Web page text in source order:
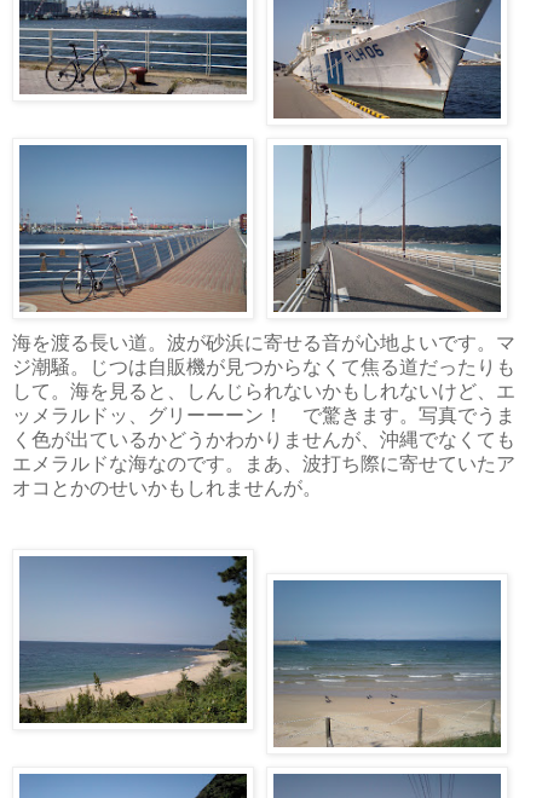
海を渡る長い道。波が砂浜に寄せる音が心地よいです。マ
ジ潮騒。じつは自販機が見つからなくて焦る道だったりも
して。海を見ると、しんじられないかもしれないけど、エ
ッメラルドッ、グリーーーン！ で驚きます。写真でうま
く色が出ているかどうかわかりませんが、沖縄でなくても
エメラルドな海なのです。まあ、波打ち際に寄せていたア
オコとかのせいかもしれませんが。